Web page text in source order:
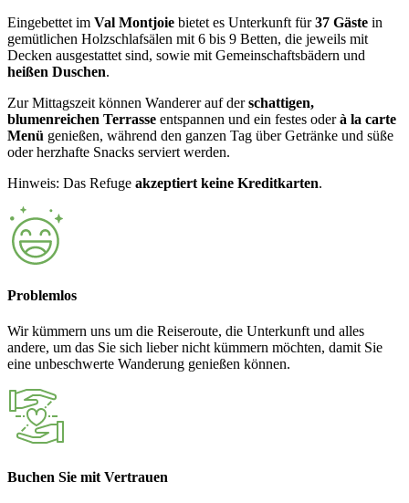
Eingebettet im Val Montjoie bietet es Unterkunft für37 Gäste in
gemütlichen Holzschlafsälen mit 6 bis 9 Betten, die jeweils mit
Decken ausgestattet sind, sowie mit Gemeinschaftsbädern und
heißen Duschen.
Zur Mittagszeit können Wanderer auf derschattigen,
blumenreichen Terrasse entspannen und ein festes oderà la carte
Menü genießen, während den ganzen Tag über Getränke und süße
oder herzhafte Snacks serviert werden.
Hinweis: Das Refuge akzeptiert keine Kreditkarten.
Problemlos
Wir kümmern uns um die Reiseroute, die Unterkunft und alles
andere, um das Sie sich lieber nicht kümmern möchten, damit Sie
eine unbeschwerte Wanderung genießen können.
Buchen Sie mit Vertrauen